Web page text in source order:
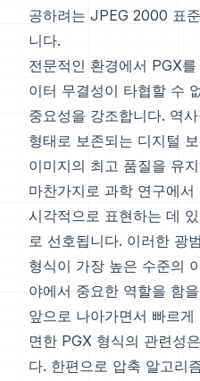
공하려는 JPEG 2000 표
니다.
전문적인 환경에서 PGX
이터 무결성이 타협할 수
중요성을 강조합니다. 역
형태로 보존되는 디지털
이미지의 최고 품질을 유
마찬가지로 과학 연구에
시각적으로 표현하는 데
로 선호됩니다. 이러한 광
형식이 가장 높은 수준의
야에서 중요한 역할을 함
앞으로 나아가면서 빠르
면한 PGX 형식의 관련성
다. 한편으로 압축 알고리